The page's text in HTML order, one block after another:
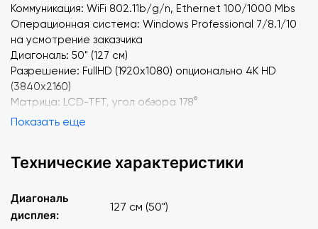
Коммуникация: WiFi 802.11b/g/n, Ethernet 100/1000 Mbs
Операционная система: Windows Professional 7/8.1/10
на усмотрение заказчика
Диагональ: 50" (127 см)
Разрешение: FullHD (1920x1080) опционально 4K HD
(3840x2160)
Матрица: LCD-TFT, угол обзора 178°
Количество цветов: 16,7 млн.
Защитное стекло: 4мм, закаленное
Акустика: 20 Вт
Показать еще
Технические характеристики
Диагональ
дисплея:
127 см (50")